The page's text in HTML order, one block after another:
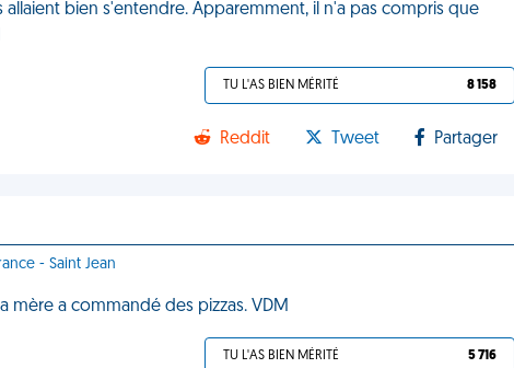
bien s'entendre. Apparemment, il n'a pas compris que
TU L'AS BIEN MÉRITÉ 8 158
Reddit Tweet Partager
- Saint Jean
mère a commandé des pizzas. VDM
TU L'AS BIEN MÉRITÉ 5 716